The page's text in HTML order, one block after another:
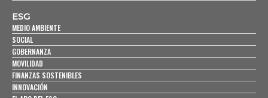
ESG
MEDIO AMBIENTE
SOCIAL
GOBERNANZA
MOVILIDAD
FINANZAS SOSTENIBLES
INNOVACIÓN